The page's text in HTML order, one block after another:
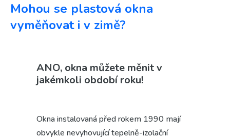
Mohou se plastová okna
vyměňovat i v zimě?
ANO, okna můžete měnit v
jakémkoli období roku!
Okna instalovaná před rokem 1990 mají
obvykle nevyhovující tepelně-izolační